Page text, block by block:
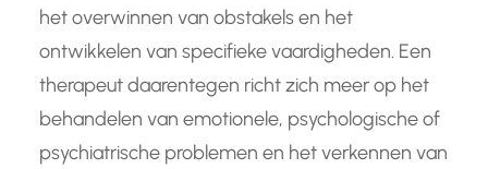
het overwinnen van obstakels en het
ontwikkelen van specifieke vaardigheden. Een
therapeut daarentegen richt zich meer op het
behandelen van emotionele, psychologische of
psychiatrische problemen en het verkennen van